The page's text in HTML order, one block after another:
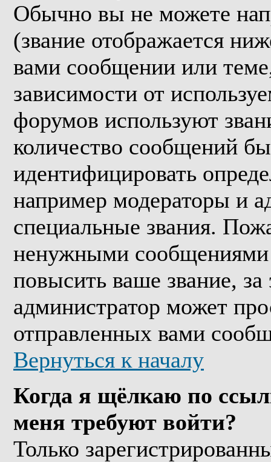
Обычно вы не можете
(звание отображается
вами сообщении или
зависимости от
форумов используют
количество сообщений
идентифицировать
например модераторы и
специальные звания.
ненужными сообщениями
повысить ваше звание, за
администратор может
отправленных вами
Вернуться к началу
Когда я щёлкаю по
меня требуют войти?
Только